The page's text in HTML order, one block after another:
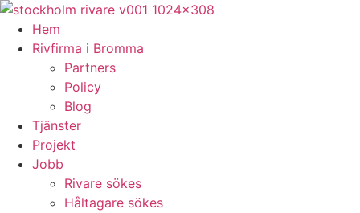
Skip
content
Hem
Rivfirma i Bromma
Partners
Policy
Blog
Tjänster
Projekt
Jobb
Rivare sökes
Håltagare sökes